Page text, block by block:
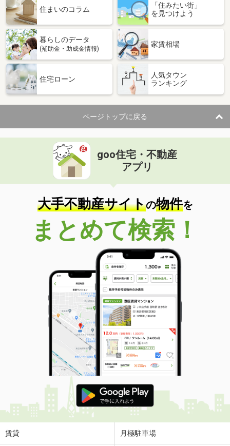
住まいのコラム
「住みたい街」
を見つけよう
暮らしのデータ
(補助金・助成金情報)
家賃相場
住宅ローン
人気タウン
ランキング
ページトップに戻る
goo住宅・不動産
アプリ
大手不動産サイトの物件を
まとめて検索！
賃貸 月極駐車場